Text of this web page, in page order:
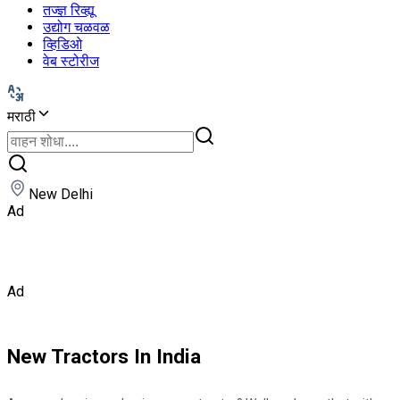
तज्ज्ञ रिव्ह्यू
उद्योग चळवळ
व्हिडिओ
वेब स्टोरीज
मराठी
New Delhi
Ad
Ad
New Tractors In India